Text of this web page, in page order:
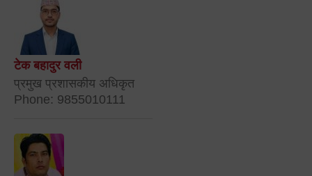
टेक बहादुर वली
प्रमुख प्रशासकीय अधिकृत
Phone: 9855010111